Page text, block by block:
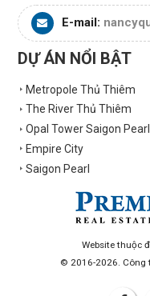
E-mail:
DỰ ÁN NỔI BẬT
Metropole Thủ Thiêm
The River Thủ Thiêm
Opal Tower Saigon Pearl
Empire City
Saigon Pearl
Website thuộc
© 2016-2026. Công